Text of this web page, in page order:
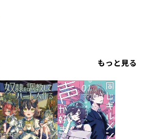
もっと見る